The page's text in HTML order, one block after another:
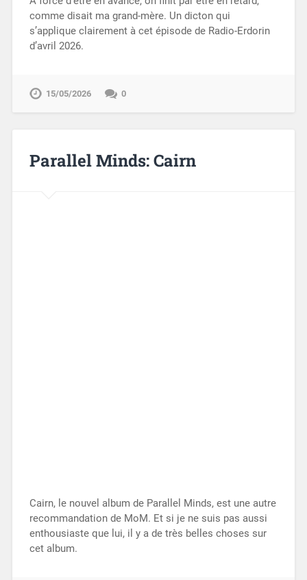
comme disait ma grand-mère. Un dicton qui
s’applique clairement à cet épisode de Radio-Erdorin
d’avril 2026.
15/05/2026 0
Parallel Minds: Cairn
Cairn, le nouvel album de Parallel Minds, est une autre
recommandation de MoM. Et si je ne suis pas aussi
enthousiaste que lui, il y a de très belles choses sur
cet album.